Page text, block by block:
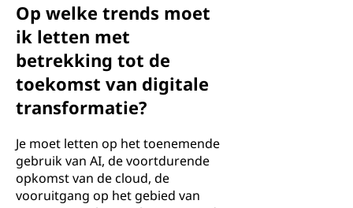
Op welke trends moet
ik letten met
betrekking tot de
toekomst van digitale
transformatie?
Je moet letten op het toenemende
gebruik van AI, de voortdurende
opkomst van de cloud, de
vooruitgang op het gebied van